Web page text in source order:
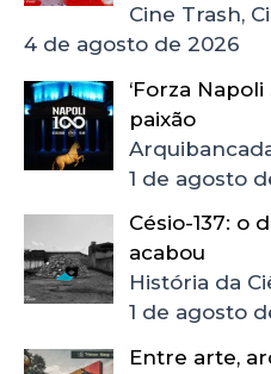
Cine Trash,
4 de agosto de 2026
‘Forza
paixão
1 de agosto
Césio-137: o
acabou
História da
1 de agosto
Entre arte,